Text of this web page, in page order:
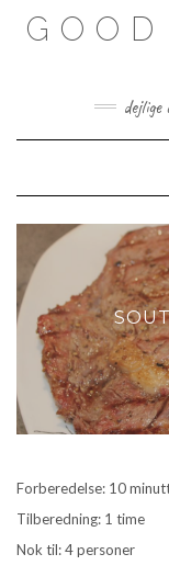
Forberedelse: 10
Tilberedning: 1 time
Nok til: 4 personer